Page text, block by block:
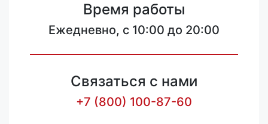
Время работы
Ежедневно, с 10:00 до 20:00
Связаться с нами
+7 (800) 100-87-60